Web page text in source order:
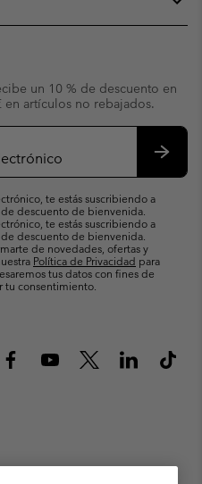
un 10 % de descuento en
artículos no rebajados.
te estás suscribiendo a
descuento de bienvenida.
te estás suscribiendo a
descuento de bienvenida.
de novedades, ofertas y
Política de Privacidad para
tus datos con fines de
tu consentimiento.